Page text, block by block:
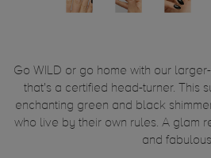
Go WILD or go home with our
that's a certified head-turner. This
enchanting green and black
who live by their own rules. A glam
and